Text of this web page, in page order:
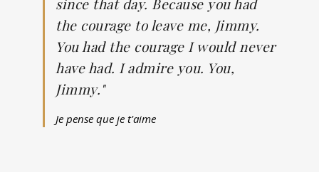
the courage to leave me, Jimmy.
You had the courage I would never
have had. I admire you. You,
Jimmy."
Je pense que je t'aime